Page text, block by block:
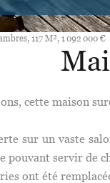
117 M², 1 092 000 €
cette maison
sur un vaste
servir de
ont été